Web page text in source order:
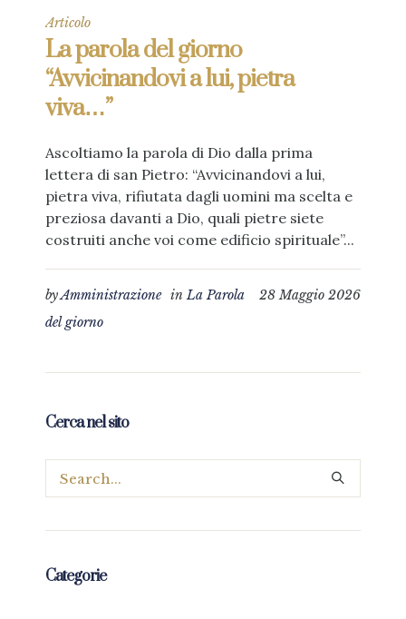
Articolo
La parola del giorno
“Avvicinandovi a lui, pietra
viva…”
Ascoltiamo la parola di Dio dalla prima
lettera di san Pietro: “Avvicinandovi a lui,
pietra viva, rifiutata dagli uomini ma scelta e
preziosa davanti a Dio, quali pietre siete
costruiti anche voi come edificio spirituale”...
28 Maggio 2026
byAmministrazione inLa Parola
del giorno
Cerca nel sito
Categorie